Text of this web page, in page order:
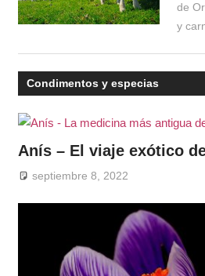
de
y
Condimentos y especias
Anís – El viaje exótico
septiembre 8, 2022